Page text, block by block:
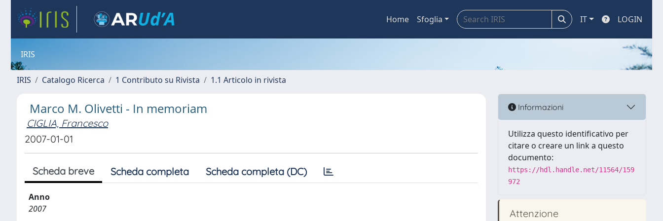
Home Sfoglia IT LOGIN
IRIS
IRIS Catalogo Ricerca 1 Contributo su Rivista 1.1 Articolo in rivista
Marco M. Olivetti - In memoriam
CIGLIA, Francesco
2007-01-01
Scheda breve Scheda completa Scheda completa (DC)
Anno
2007
Informazioni
Utilizza questo identificativo per
citare o creare un link a questo
documento:
https://hdl.handle.net/11564/159
972
Attenzione